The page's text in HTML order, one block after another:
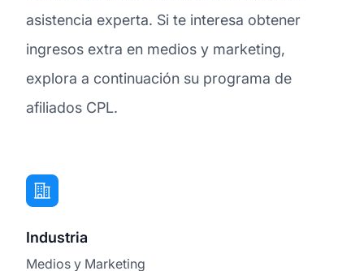
asistencia experta. Si te interesa obtener
ingresos extra en medios y marketing,
explora a continuación su programa de
afiliados CPL.
Industria
Medios y Marketing